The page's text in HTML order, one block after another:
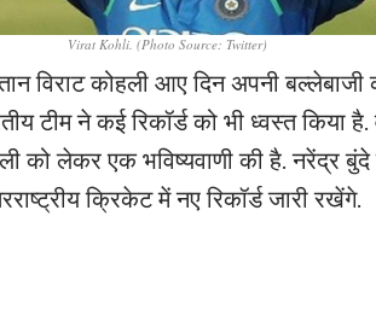
Virat Kohli. (Photo Source: Twitter)
विराट कोहली आए दिन अपनी
टीम ने कई रिकॉर्ड को भी ध्वस्त किया
को लेकर एक भविष्यवाणी की है. नरेंद्र
क्रिकेट में नए रिकॉर्ड जारी रखेंगे.